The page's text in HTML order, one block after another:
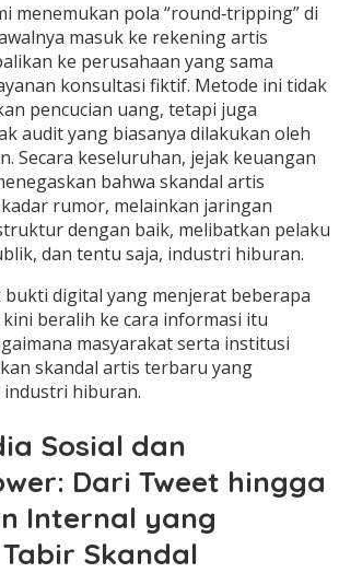
menemukan pola “round‑tripping” di
masuk ke rekening artis
ke perusahaan yang sama
konsultasi fiktif. Metode ini tidak
pencucian uang, tetapi juga
audit yang biasanya dilakukan oleh
Secara keseluruhan, jejak keuangan
bahwa skandal artis
rumor, melainkan jaringan
dengan baik, melibatkan pelaku
dan tentu saja, industri hiburan.
bukti digital yang menjerat beberapa
beralih ke cara informasi itu
masyarakat serta institusi
skandal artis terbaru yang
hiburan.
Sosial dan
Dari Tweet hingga
Internal yang
Skandal